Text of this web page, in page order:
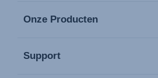
Onze Producten
Support